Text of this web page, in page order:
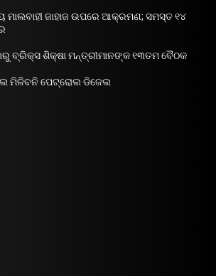
ମାଲବାହୀ ଜାହାଜ ଉପରେ ଆକ୍ରମଣ; ସମସ୍ତ ୧୪
ବ୍ରିକ୍ସ ଶିକ୍ଷା ମନ୍ତ୍ରୀମାନଙ୍କ ୧୩ତମ ବୈଠକ
ମିଳିବନି ପେଟ୍ରୋଲ ଡିଜେଲ